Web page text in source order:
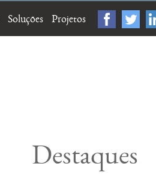
Soluções Projetos
Destaques